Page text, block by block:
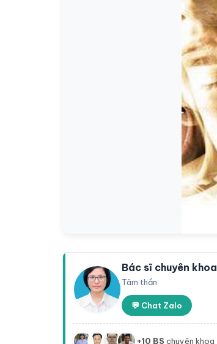
Bác sĩ chuyên khoa
Tâm thần
💬 Chat Zalo
+10 BS chuyên khoa